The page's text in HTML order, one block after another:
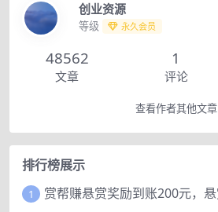
创业资源
等级 永久会员
48562
文章
1
评论
查看作者其他文章
排行榜展示
1